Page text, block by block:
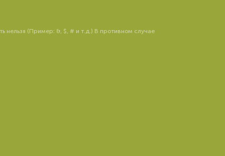
нельзя (Пример: &, $, # и т.д.) В противном случае